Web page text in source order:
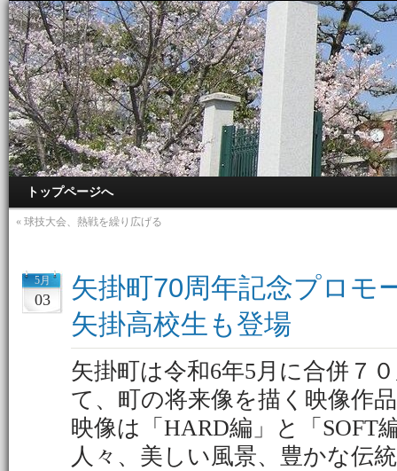
トップページへ
« 球技大会、熱戦を繰り広げる
5月
03
矢掛町70周年記念プロモ
矢掛高校生も登場
矢掛町は令和6年5月に合併７
て、町の将来像を描く映像作
映像は「HARD編」と「SOFT
人々、美しい風景、豊かな伝